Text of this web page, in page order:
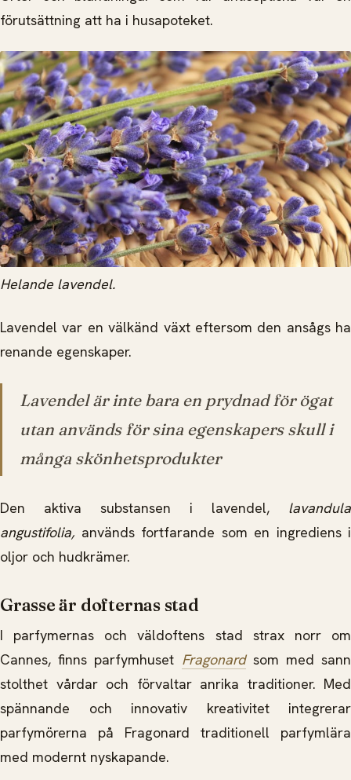
förutsättning att ha i husapoteket.
Helande lavendel.
Lavendel var en välkänd växt eftersom den ansågs ha
renande egenskaper.
Lavendel är inte bara en prydnad för ögat
utan används för sina egenskapers skull i
många skönhetsprodukter
Den aktiva substansen i lavendel, lavandula
angustifolia,används fortfarande som en ingrediens i
oljor och hudkrämer.
Grasse är dofternas stad
I parfymernas och väldoftens stad strax norr om
Cannes, finns parfymhuset Fragonardsom med sann
stolthet vårdar och förvaltar anrika traditioner. Med
spännande och innovativ kreativitet integrerar
parfymörerna på Fragonard traditionell parfymlära
med modernt nyskapande.